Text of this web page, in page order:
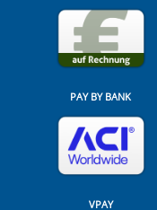
PAY BY BANK
VPAY